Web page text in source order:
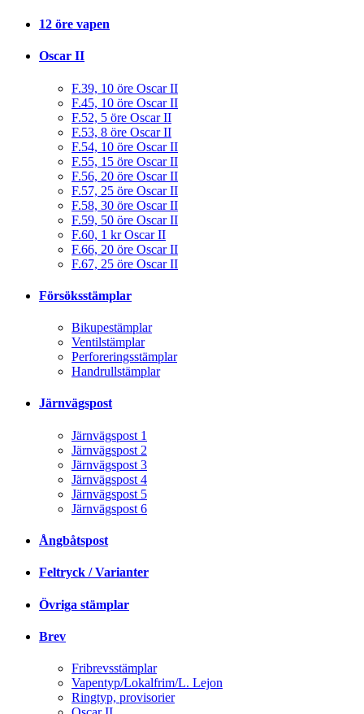
12 öre vapen
Oscar II
F.39, 10 öre Oscar II
F.45, 10 öre Oscar II
F.52, 5 öre Oscar II
F.53, 8 öre Oscar II
F.54, 10 öre Oscar II
F.55, 15 öre Oscar II
F.56, 20 öre Oscar II
F.57, 25 öre Oscar II
F.58, 30 öre Oscar II
F.59, 50 öre Oscar II
F.60, 1 kr Oscar II
F.66, 20 öre Oscar II
F.67, 25 öre Oscar II
Försöksstämplar
Bikupestämplar
Ventilstämplar
Perforeringsstämplar
Handrullstämplar
Järnvägspost
Järnvägspost 1
Järnvägspost 2
Järnvägspost 3
Järnvägspost 4
Järnvägspost 5
Järnvägspost 6
Ångbåtspost
Feltryck / Varianter
Övriga stämplar
Brev
Fribrevsstämplar
Vapentyp/Lokalfrim/L. Lejon
Ringtyp, provisorier